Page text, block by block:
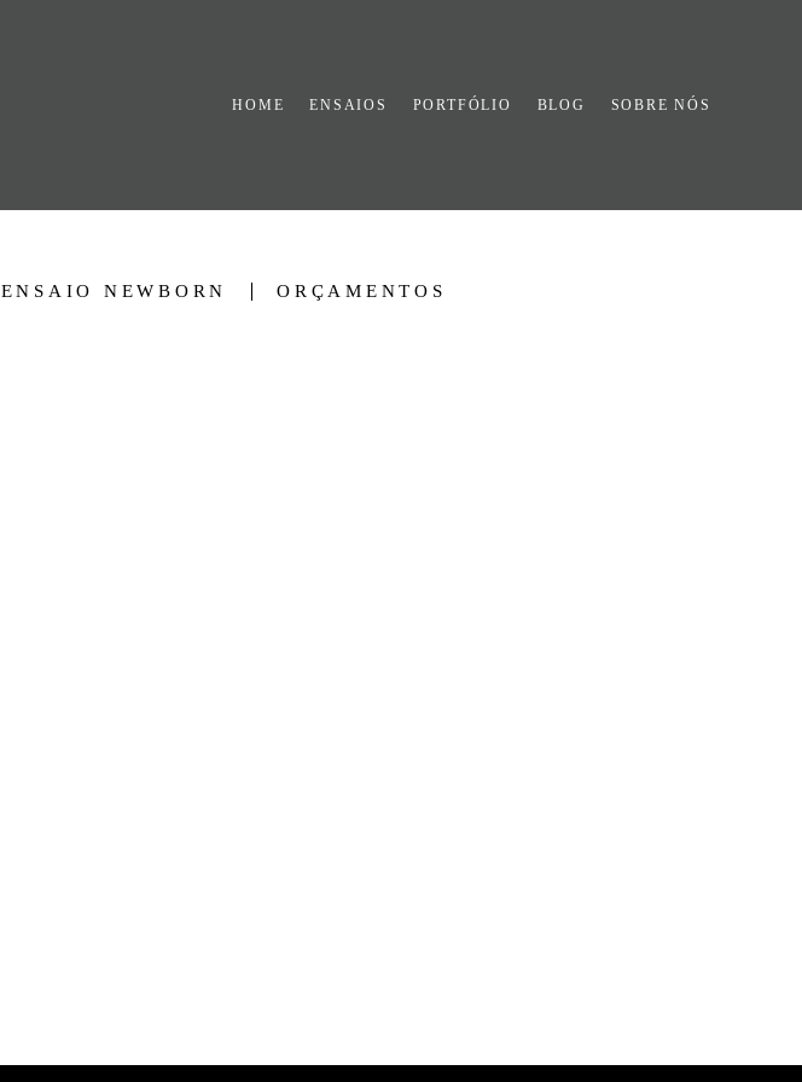
HOME ENSAIOS PORTFÓLIO BLOG SOBRE NÓS
ENSAIO NEWBORN ORÇAMENTOS